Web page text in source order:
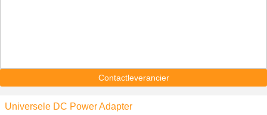
Contactleverancier
Universele DC Power Adapter